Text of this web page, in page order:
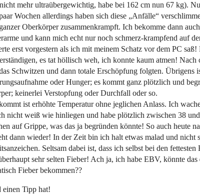
mehr ultraübergewichtig, habe bei 162 cm nun 67 kg).
Wochen allerdings haben sich diese „Anfälle“
Oberkörper zusammenkrampft. Ich bekomme dann
und kann mich echt nur noch schmerz-krampfend auf
erst vorgestern als ich mit meinem Schatz vor dem PC
es tat höllisch weh, ich konnte kaum atmen! Nach
Schwitzen und dann totale Erschöpfung folgten. Übrigens
oder Hunger; es kommt ganz plötzlich und
keinerlei Verstopfung oder Durchfall oder so.
ist erhöhte Temperatur ohne jeglichen Anlass. Ich
nicht weiß wie hinliegen und habe plötzlich zwischen 38
auf Grippe, was das ja begründen könnte! So auch heute
dann wieder! In der Zeit bin ich halt etwas malad und nicht
Seltsam dabei ist, dass ich selbst bei den
sehr selten Fieber! Ach ja, ich habe EBV, könnte
Fieber bekommen??
einen Tipp hat!